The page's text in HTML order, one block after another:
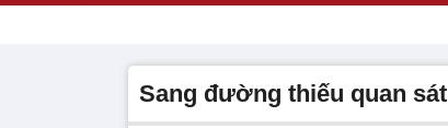
sang đường thiếu quan sát